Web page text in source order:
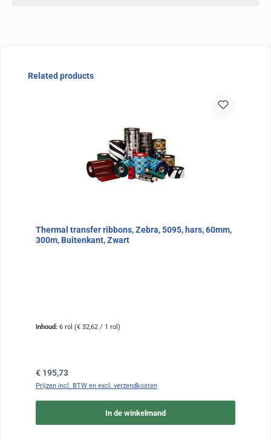
Sla de afbeeldingengalerij over
Related products
Thermal transfer ribbons, Zebra, 5095, hars, 60mm,
300m, Buitenkant, Zwart
Inhoud: 6 rol (€ 32,62 / 1 rol)
Normale prijs:
€ 195,73
Prijzen incl. BTW en excl. verzendkosten
In de winkelmand